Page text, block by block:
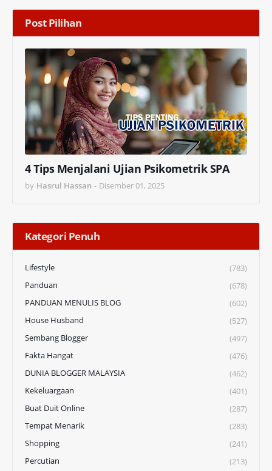
Post Pilihan
4 Tips Menjalani Ujian Psikometrik SPA
by Hasrul Hassan - Disember 01, 2025
Kategori Penuh
Lifestyle
(783)
Panduan
(678)
PANDUAN MENULIS BLOG
(602)
House Husband
(527)
Sembang Blogger
(497)
Fakta Hangat
(476)
DUNIA BLOGGER MALAYSIA
(462)
Kekeluargaan
(401)
Buat Duit Online
(287)
Tempat Menarik
(283)
Shopping
(241)
Percutian
(213)